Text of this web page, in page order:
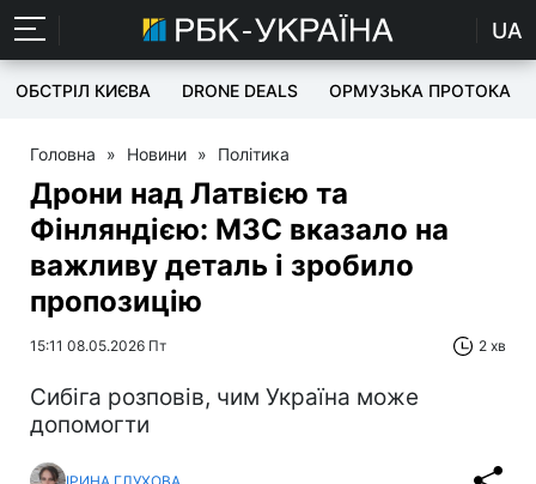
UA
ОБСТРІЛ КИЄВА DRONE DEALS ОРМУЗЬКА ПРОТОКА
Головна » Новини » Політика
Дрони над Латвією та
Фінляндією: МЗС вказало на
важливу деталь і зробило
пропозицію
15:11 08.05.2026 Пт 2 хв
Сибіга розповів, чим Україна може
допомогти
ІРИНА ГЛУХОВА